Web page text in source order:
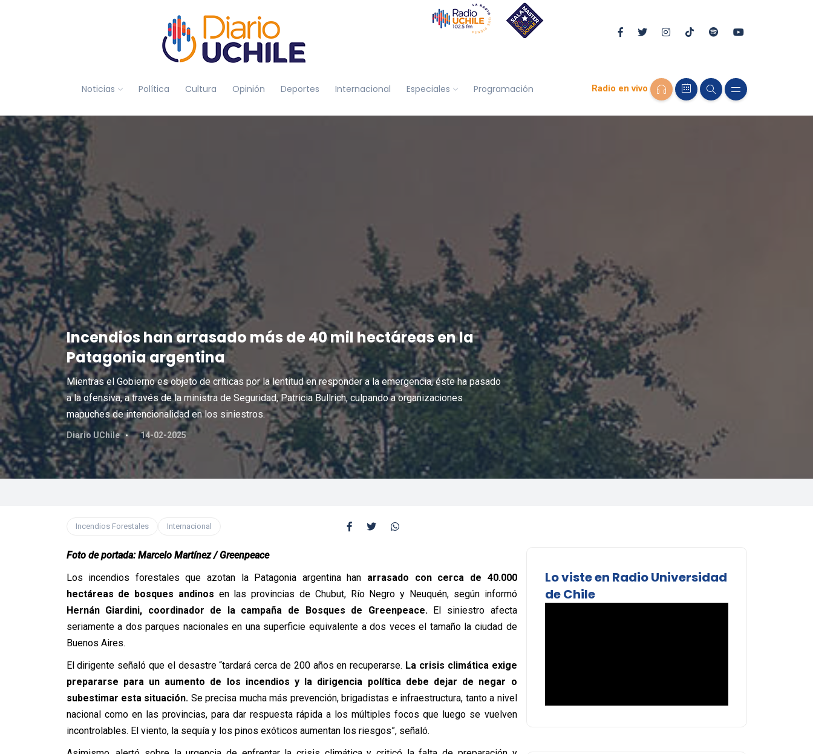
Noticias Política Cultura Opinión Deportes Internacional Especiales Programación Radio en vivo
Incendios han arrasado más de 40 mil hectáreas en la
Patagonia argentina
Mientras el Gobierno es objeto de críticas por la lentitud en responder a la emergencia, éste ha pasado
a la ofensiva, a través de la ministra de Seguridad, Patricia Bullrich, culpando a organizaciones
mapuches de intencionalidad en los siniestros.
Diario UChile 14-02-2025
Incendios Forestales Internacional
Foto de portada: Marcelo Martínez / Greenpeace
Los incendios forestales que azotan la Patagonia argentina han arrasado con cerca de 40.000
hectáreas de bosques andinos en las provincias de Chubut, Río Negro y Neuquén, según informó
Hernán Giardini, coordinador de la campaña de Bosques de Greenpeace.El siniestro afecta
seriamente a dos parques nacionales en una superficie equivalente a dos veces el tamaño la ciudad de
Buenos Aires.
El dirigente señaló que el desastre “tardará cerca de 200 años en recuperarse. La crisis climática exige
prepararse para un aumento de los incendios y la dirigencia política debe dejar de negar o
subestimar esta situación. Se precisa mucha más prevención, brigadistas e infraestructura, tanto a nivel
nacional como en las provincias, para dar respuesta rápida a los múltiples focos que luego se vuelven
incontrolables. El viento, la sequía y los pinos exóticos aumentan los riesgos”, señaló.
Lo viste en Radio Universidad
de Chile